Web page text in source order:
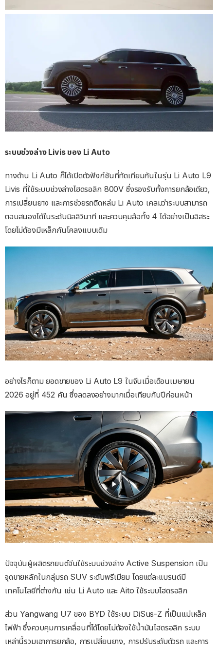
ระบบช่วงล่าง Livis ของ Li Auto
ทางด้าน Li Auto ก็ได้เปิดตัวฟังก์ชันที่ทัดเทียมกันในรุ่น Li Auto L9
Livis ที่ใช้ระบบช่วงล่างไฮดรอลิก 800V ซึ่งรองรับทั้งการยกล้อเดียว,
การเปลี่ยนยาง และการช่วยรถติดหล่ม Li Auto เคลมว่าระบบสามารถ
ตอบสนองได้ในระดับมิลลิวินาที และควบคุมล้อทั้ง 4 ได้อย่างเป็นอิสระ
โดยไม่ต้องมีเหล็กกันโคลงแบบเดิม
อย่างไรก็ตาม ยอดขายของ Li Auto L9 ในจีนเมื่อเดือนเมษายน
2026 อยู่ที่ 452 คัน ซึ่งลดลงอย่างมากเมื่อเทียบกับปีก่อนหน้า
ปัจจุบันผู้ผลิตรถยนต์จีนใช้ระบบช่วงล่าง Active Suspension เป็น
จุดขายหลักในกลุ่มรถ SUV ระดับพรีเมียม โดยแต่ละแบรนด์มี
เทคโนโลยีที่ต่างกัน เช่น Li Auto และ Aito ใช้ระบบไฮดรอลิก
ส่วน Yangwang U7 ของ BYD ใช้ระบบ DiSus-Z ที่เป็นแม่เหล็ก
ไฟฟ้า ซึ่งควบคุมการเคลื่อนที่ได้โดยไม่ต้องใช้น้ำมันไฮดรอลิก ระบบ
เหล่านี้รวมเอาการยกล้อ, การเปลี่ยนยาง, การปรับระดับตัวรถ และการ